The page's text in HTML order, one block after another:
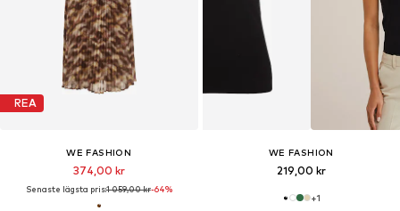
REA
WE FASHION
374,00 kr
Senaste lägsta pris:1 059,00 kr-64%
WE FASHION
219,00 kr
+1